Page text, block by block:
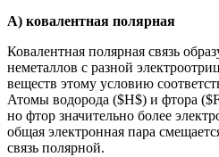
А) ковалентная полярная
Ковалентная полярная связь
неметаллов с разной
веществ этому условию
Атомы водорода ($H$) и фтора
но фтор значительно более
общая электронная пара
связь полярной.